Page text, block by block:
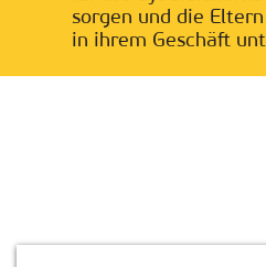
sorgen und die
in ihrem Geschäft